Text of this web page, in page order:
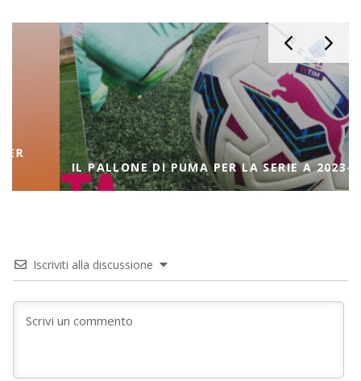
IL PALLONE DI PUMA PER LA SERIE A 2023-2024
Iscriviti alla discussione